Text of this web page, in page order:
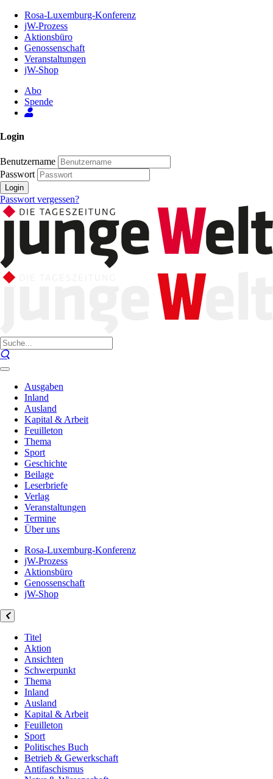
Inhalt
Seite
Rosa-Luxemburg-Konferenz
jW-Prozess
Aktionsbüro
Genossenschaft
Veranstaltungen
jW-Shop
Abo
Spende
Login
Benutzername
Passwort
Login
Passwort vergessen?
Ausgaben
Inland
Ausland
Kapital & Arbeit
Feuilleton
Thema
Sport
Geschichte
Beilage
Leserbriefe
Verlag
Veranstaltungen
Termine
Über uns
Rosa-Luxemburg-Konferenz
jW-Prozess
Aktionsbüro
Genossenschaft
jW-Shop
Titel
Aktion
Ansichten
Schwerpunkt
Thema
Inland
Ausland
Kapital & Arbeit
Feuilleton
Sport
Politisches Buch
Betrieb & Gewerkschaft
Antifaschismus